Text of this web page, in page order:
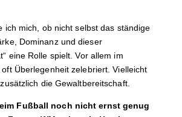
ich mich, ob nicht selbst das ständige
Dominanz und dieser
eine Rolle spielt. Vor allem im
Überlegenheit zelebriert. Vielleicht
die Gewaltbereitschaft.
Fußball noch nicht ernst genug